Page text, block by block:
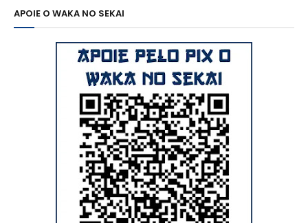
APOIE O WAKA NO SEKAI